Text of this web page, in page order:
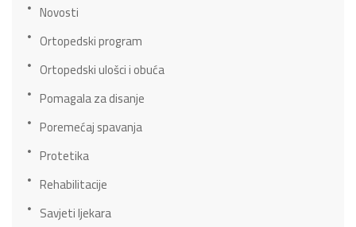
Novosti
Ortopedski program
Ortopedski ulošci i obuća
Pomagala za disanje
Poremećaj spavanja
Protetika
Rehabilitacije
Savjeti ljekara